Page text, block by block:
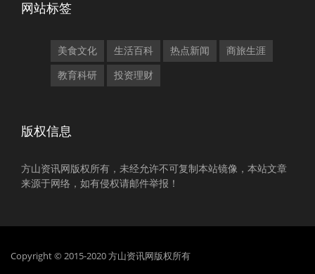
网站标签
美食文化 生活百科 热点新闻 商旅生涯
教育科研 投资理财
版权信息
方山资讯网版权所有，未经允许不可复制本站镜像，本站文章
来源于网络，如有侵权请邮件举报！
Copyright © 2015-2020 方山资讯网版权所有